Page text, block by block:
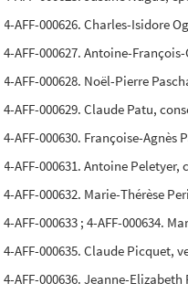
4-AFF-000626. Charles-Isidore
4-AFF-000627. Antoine-
4-AFF-000628. Noël-Pierre
4-AFF-000629. Claude Patu,
4-AFF-000630. Françoise-Agnès
4-AFF-000631. Antoine
4-AFF-000632. Marie-Thérèse
4-AFF-000633 ; 4-AFF-000634.
4-AFF-000635. Claude Picquet,
4-AFF-000636. Jeanne-